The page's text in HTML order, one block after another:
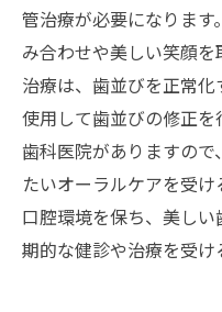
管治療が必要になりま
み合わせや美しい笑顔
治療は、歯並びを正常
使用して歯並びの修正
歯科医院がありますの
たいオーラルケアを受
口腔環境を保ち、美し
期的な健診や治療を受け